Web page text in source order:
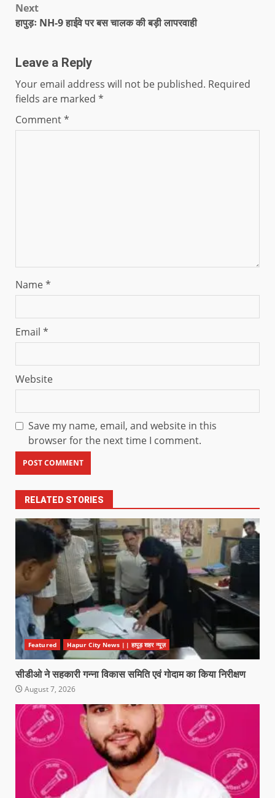
Next
हापुड़ः NH-9 हाईवे पर बस चालक की बड़ी लापरवाही
Leave a Reply
Your email address will not be published. Required
fields are marked *
Comment*
Name*
Email *
Website
Save my name, email, and website in this
browser for the next time I comment.
RELATED STORIES
Featured Hapur City News || हापुड़ शहर न्यूज़
सीडीओ ने सहकारी गन्ना विकास समिति एवं गोदाम का किया निरीक्षण
August 7, 2026